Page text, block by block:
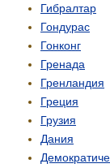
Гибралтар
Гондурас
Гонконг
Гренада
Гренландия
Греция
Грузия
Дания